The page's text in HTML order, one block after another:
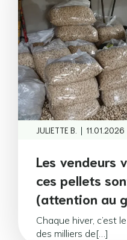
JULIETTE B. | 11.01.2026
Les vendeurs
ces pellets
(attention au
Chaque hiver, c’est
des milliers de[…]